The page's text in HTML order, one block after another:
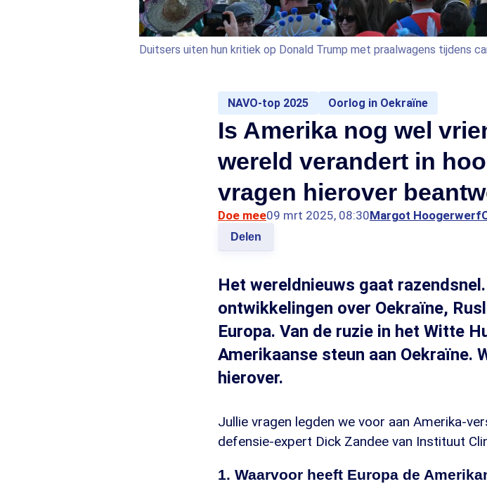
Duitsers uiten hun kritiek op Donald Trump met praalwagens tijdens
NAVO-top 2025 Oorlog in Oekraïne
Is Amerika nog wel
wereld verandert in
vragen hierover
Doe mee09 mrt 2025, 08:30Margot Hoogerwerf
Delen
Het wereldnieuws gaat
ontwikkelingen over Oekraïne,
Europa. Van de ruzie in het Witte
Amerikaanse steun aan Oekraïne.
hierover.
Jullie vragen legden we voor aan Amerika-
defensie-expert Dick Zandee van Instituut
1. Waarvoor heeft Europa de